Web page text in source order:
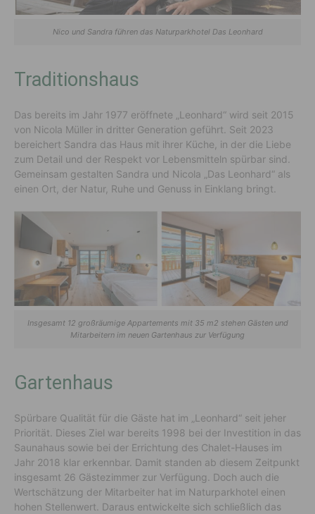
Nico und Sandra führen das Naturparkhotel Das Leonhard
Traditionshaus
Das bereits im Jahr 1977 eröffnete „Leonhard“ wird seit 2015
von Nicola Müller in dritter Generation geführt. Seit 2023
bereichert Sandra das Haus mit ihrer Küche, in der die Liebe
zum Detail und der Respekt vor Lebensmitteln spürbar sind.
Gemeinsam gestalten Sandra und Nicola „Das Leonhard“ als
einen Ort, der Natur, Ruhe und Genuss in Einklang bringt.
Insgesamt 12 großräumige Appartements mit 35 m2 stehen Gästen und
Mitarbeitern im neuen Gartenhaus zur Verfügung
Gartenhaus
Spürbare Qualität für die Gäste hat im „Leonhard“ seit jeher
Priorität. Dieses Ziel war bereits 1998 bei der Investition in das
Saunahaus sowie bei der Errichtung des Chalet-Hauses im
Jahr 2018 klar erkennbar. Damit standen ab diesem Zeitpunkt
insgesamt 26 Gästezimmer zur Verfügung. Doch auch die
Wertschätzung der Mitarbeiter hat im Naturparkhotel einen
hohen Stellenwert. Daraus entwickelte sich schließlich das